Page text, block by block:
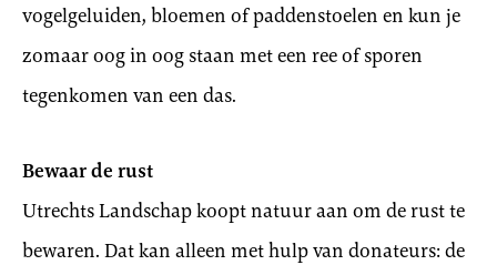
vogelgeluiden, bloemen of paddenstoelen en kun je
zomaar oog in oog staan met een ree of sporen
tegenkomen van een das.
Bewaar de rust
Utrechts Landschap koopt natuur aan om de rust te
bewaren. Dat kan alleen met hulp van donateurs: de